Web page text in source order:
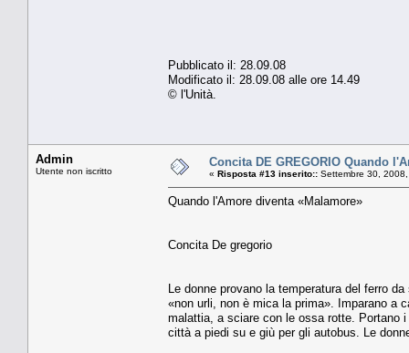
Pubblicato il: 28.09.08
Modificato il: 28.09.08 alle ore 14.49
© l'Unità.
Admin
Utente non iscritto
Concita DE GREGORIO Quando
« Risposta #13 inserito:: Settembre 30,
Quando l'Amore diventa «Malamore»
Concita De gregorio
Le donne provano la temperatura del ferro
«non urli, non è mica la prima». Imparano a
malattia, a sciare con le ossa rotte. Portano
città a piedi su e giù per gli autobus. Le